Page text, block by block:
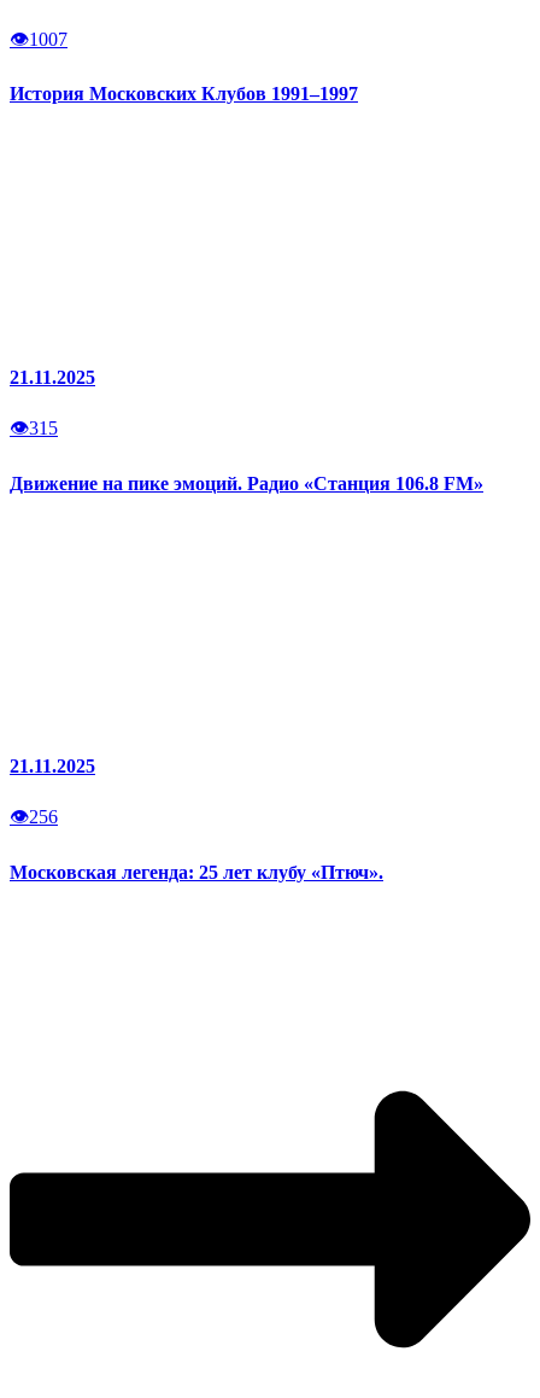
👁1007
История Московских Клубов 1991–1997
21.11.2025
👁315
Движение на пике эмоций. Радио «Станция 106.8 FM»
21.11.2025
👁256
Московская легенда: 25 лет клубу «Птюч».